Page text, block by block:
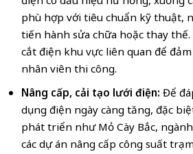
phù hợp với tiêu chuẩn kỹ thuật,
tiến hành sửa chữa hoặc thay
cắt điện khu vực liên quan để
nhân viên thi công.
Nâng cấp, cải tạo lưới điện: Để
dụng điện ngày càng tăng, đặc
phát triển như Mỏ Cày Bắc,
các dự án nâng cấp công suất